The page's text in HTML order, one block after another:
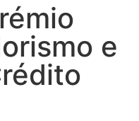
e